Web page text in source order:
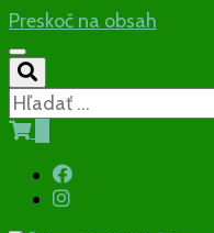
Preskoč na obsah
Hľadať: